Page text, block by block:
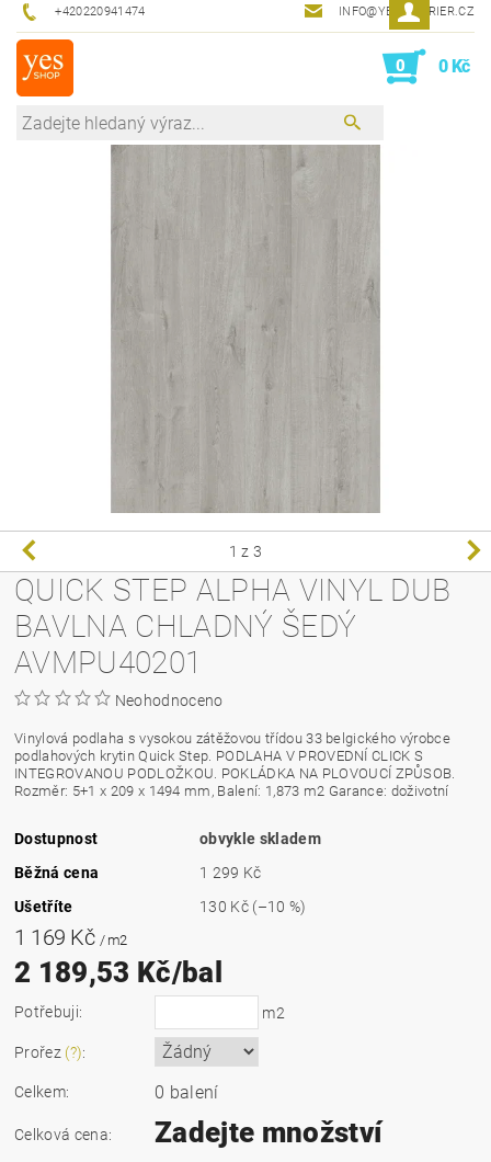
+420220941474 INFO@YESINTERIER.CZ
0 0 Kč
1 z 3
QUICK STEP ALPHA VINYL DUB
BAVLNA CHLADNÝ ŠEDÝ
AVMPU40201
Neohodnoceno
Vinylová podlaha s vysokou zátěžovou třídou 33 belgického výrobce
podlahových krytin Quick Step. PODLAHA V PROVEDNÍ CLICK S
INTEGROVANOU PODLOŽKOU. POKLÁDKA NA PLOVOUCÍ ZPŮSOB.
Rozměr: 5+1 x 209 x 1494 mm, Balení: 1,873 m2 Garance: doživotní
Dostupnost
obvykle skladem
Běžná cena
1 299 Kč
Ušetříte
130 Kč (–10 %)
1 169 Kč / m2
2 189,53 Kč/bal
Potřebuji: m2
Prořez (?):
Celkem: 0 balení
Celková cena: Zadejte množství